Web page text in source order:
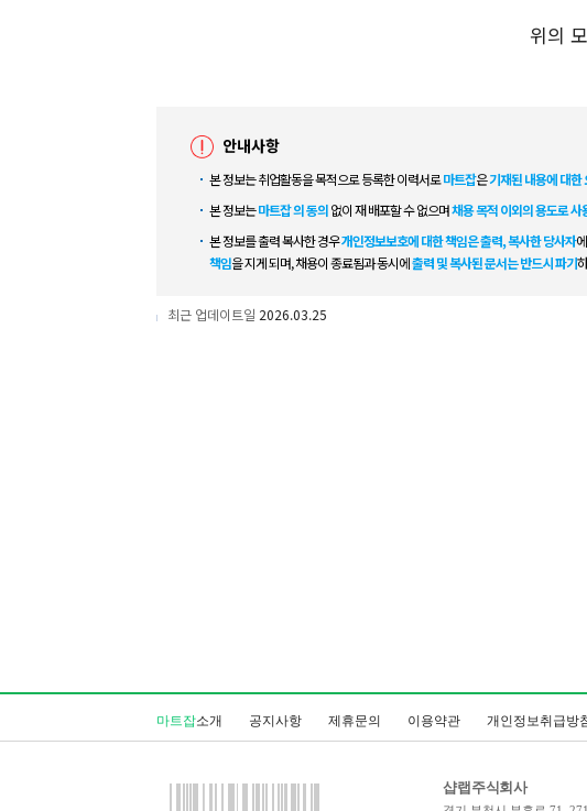
위의
안내사항
본 정보는 취업활동을 목적으로 등록한 이력서로마트잡은기재된 내용에 대한
본 정보는마트잡 의 동의없이 재 배포할 수 없으며채용 목적 이외의 용도로 사
본 정보를 출력 복사한 경우개인정보보호에 대한 책임은 출력, 복사한 당사자
책임을 지게 되며, 채용이 종료됨과 동시에출력 및 복사된 문서는 반드시 파기
최근 업데이트일 2026.03.25
마트잡소개 공지사항 제휴문의 이용약관 개인정보취급방
샵랩주식회사